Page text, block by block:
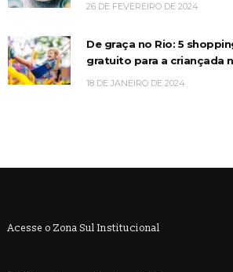
26 DE FEVEREIRO DE 2024
De graça no Rio: 5
gratuito para a criançada
18 DE JANEIRO DE 2024
Acesse o Zona Sul Institucional